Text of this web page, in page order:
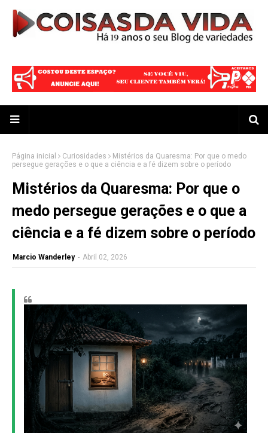
Página inicial Curiosidades
Mistérios da Quaresma: Por que o medo
persegue gerações e o que a ciência e a fé dizem sobre o período
Mistérios da Quaresma: Por que o
medo persegue gerações e o que a
ciência e a fé dizem sobre o período
Marcio Wanderley - Abril 02, 2026